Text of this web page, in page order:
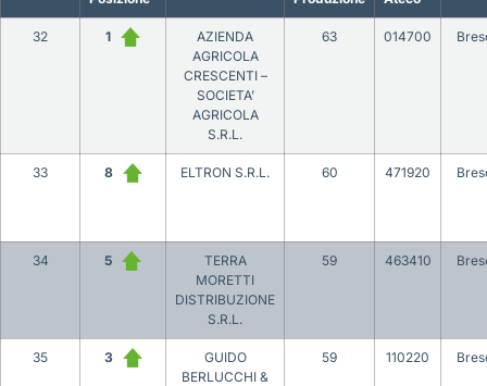
32 1
AZIENDA
AGRICOLA
CRESCENTI –
SOCIETA’
AGRICOLA
S.R.L.
63 014700
33 8 ELTRON S.R.L. 60 471920
34 5
TERRA
MORETTI
DISTRIBUZIONE
S.R.L.
59 463410
35 3
GUIDO
BERLUCCHI &
59 110220